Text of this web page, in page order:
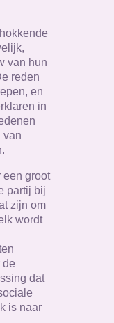
van hun
reden
en
in
van
een groot
partij bij
zijn om
wordt
de
dat
is naar